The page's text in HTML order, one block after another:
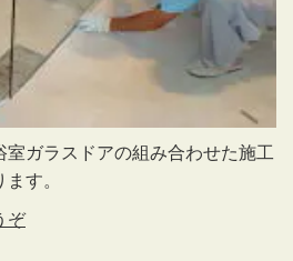
ガラスドアの組み合わせた施工
す。
ぞ